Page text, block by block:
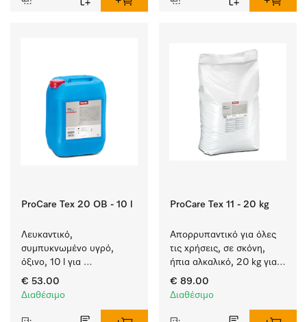
Χωρητικότητα 7 kg
ProCare Tex 20 OB - 10 l
Λευκαντικό,
συμπυκνωμένο υγρό,
όξινο, 10 l για
αποτελεσματική
αφαίρεση επίμονων
€ 53.00
Διαθέσιμο
ProCare Tex 11 - 20 kg
Απορρυπαντικό για όλες
τις χρήσεις, σε σκόνη,
ήπια αλκαλικό, 20 kg για
πλύση λευκών και
χρωματιστών ειδών.
€ 89.00
Διαθέσιμο